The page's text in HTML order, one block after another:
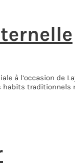
à l’occasion